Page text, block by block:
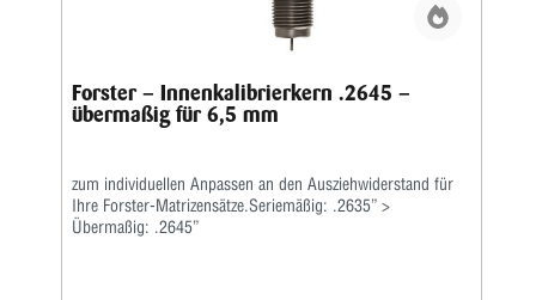
Forster – Innenkalibrierkern .2645 –
übermaßig für 6,5 mm
zum individuellen Anpassen an den Ausziehwiderstand für
Ihre Forster-Matrizensätze.Seriemäßig: .2635” >
Übermaßig: .2645”